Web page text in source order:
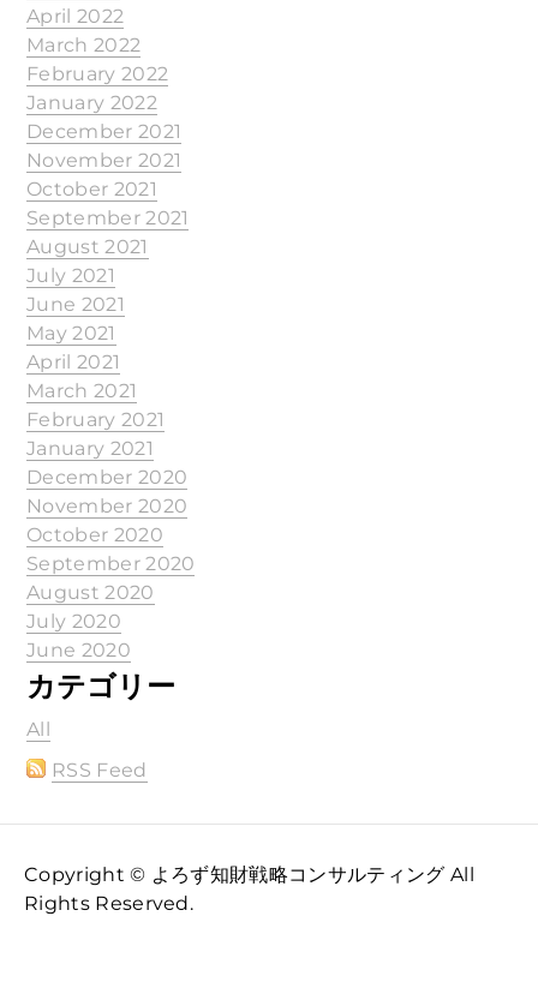
April 2022
March 2022
February 2022
January 2022
December 2021
November 2021
October 2021
September 2021
August 2021
July 2021
June 2021
May 2021
April 2021
March 2021
February 2021
January 2021
December 2020
November 2020
October 2020
September 2020
August 2020
July 2020
June 2020
カテゴリー
All
RSS Feed
Copyright © よろず知財戦略コンサルティング All
Rights Reserved.